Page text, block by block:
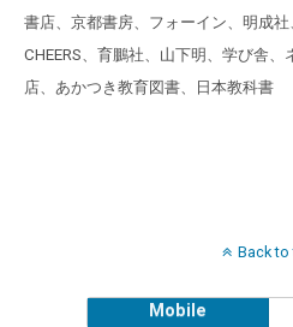
書店、京都書房、フォーイン、明成社
CHEERS、育鵬社、山下明、学び舎
店、あかつき教育図書、日本教科書
Back to
Mobile